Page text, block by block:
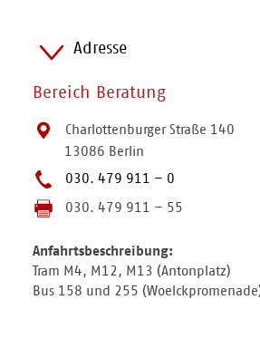
Adresse
Bereich Beratung
Charlottenburger Straße 140
13086 Berlin
030. 479 911 – 0
030. 479 911 – 55
Anfahrtsbeschreibung:
Tram M4, M12, M13 (Antonplatz)
Bus 158 und 255